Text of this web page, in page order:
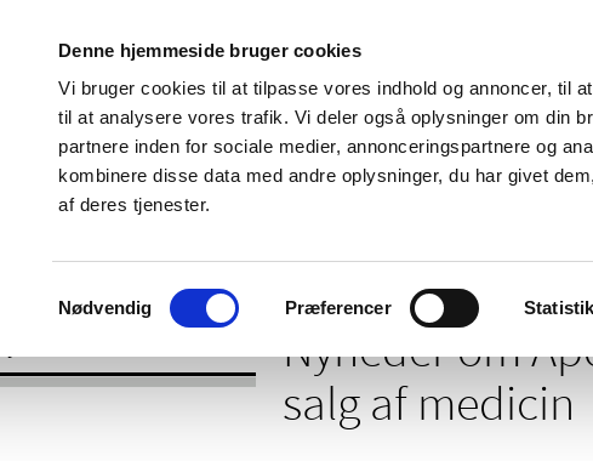
Denne hjemmeside bruger cookies
Vi bruger cookies til at tilpasse vores indhold og annoncer, til
til at analysere vores trafik. Vi deler også oplysninger om din
partnere inden for sociale medier, annonceringspartnere og
kombinere disse data med andre oplysninger, du har givet
af deres tjenester.
Samtykkevalg
Nødvendig Præferencer Statistik
Godkendelse og
Bivirkninger og
produktinformation
Tilskud og
Nyheder om
salg af medicin